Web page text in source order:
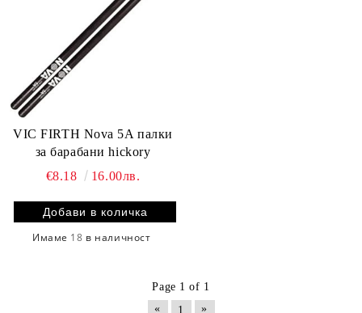
VIC FIRTH Nova 5A палки
за барабани hickory
€8.18
16.00лв.
Имаме 18 в наличност
Page 1 of 1
«
1 »